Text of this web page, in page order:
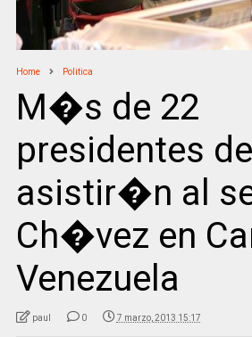
Home Politica
M�s de 22
presidentes
asistir�n al
Ch�vez en
Venezuela
paul 0 7 marzo, 2013 15:17